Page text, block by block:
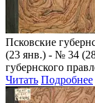
Псковские
(23 янв.) - № 34
губернского
Читать Подробнее